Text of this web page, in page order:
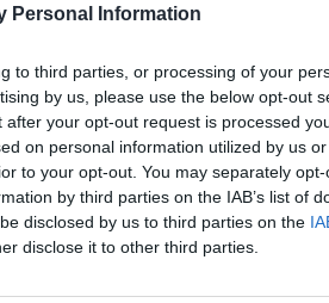
Personal Information
to third parties, or processing of your
by us, please use the below opt-out
your opt-out request is processed
on personal information utilized by us
to your opt-out. You may separately
by third parties on the IAB’s list of
disclosed by us to third parties on the
disclose it to other third parties.